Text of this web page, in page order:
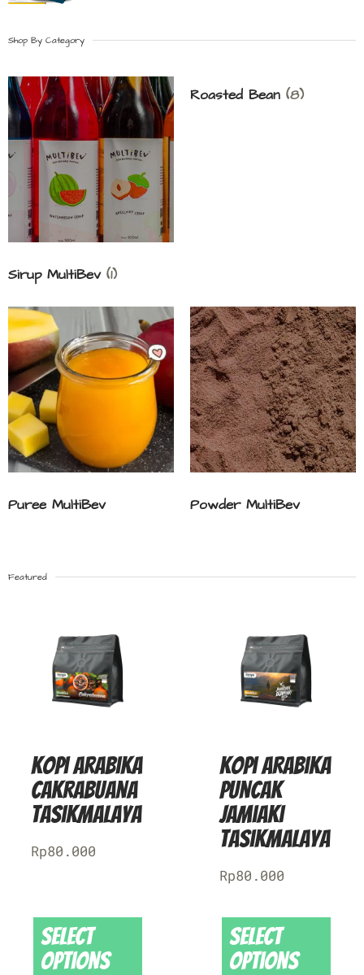
Shop By Category
Sirup MultiBev (1)
Roasted Bean (8)
Puree MultiBev Powder MultiBev
Featured
Kopi Arabika
Cakrabuana
Tasikmalaya
Rp80.000
Select
options
Kopi Arabika
Puncak
Jamiaki
Tasikmalaya
Rp80.000
Select
options